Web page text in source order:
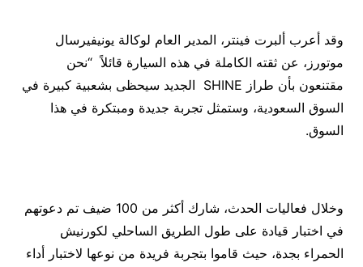
وقد أعرب ألبرت فينتر، المدير العام لوكالة يونيفيرسال
موتورز، عن ثقته الكاملة في هذه السيارة قائلاً “نحن
مقتنعون بأن طراز SHINE الجديد سيحظى بشعبية كبيرة في
السوق السعودية، وستمثل تجربة جديدة ومبتكرة في هذا
السوق.
وخلال فعاليات الحدث، شارك أكثر من 100 ضيف تم دعوتهم
في اختبار قيادة على طول الطريق الساحلي لكورنيش
الحمراء بجدة، حيث قاموا بتجربة فريدة من نوعها لاختبار أداء